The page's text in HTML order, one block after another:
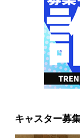
キャスター募